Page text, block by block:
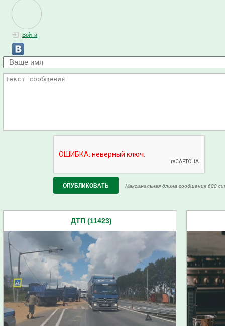
Войти
Максимальная длина сообщения 600
ДТП (11423)